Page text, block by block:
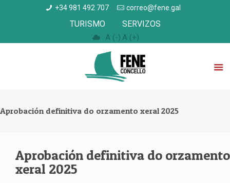
+34 981 492 707 correo@fene.gal
TURISMO SERVIZOS
A (-) A (+)
Aprobación definitiva do orzamento xeral 2025
Aprobación definitiva do orzamento
xeral 2025